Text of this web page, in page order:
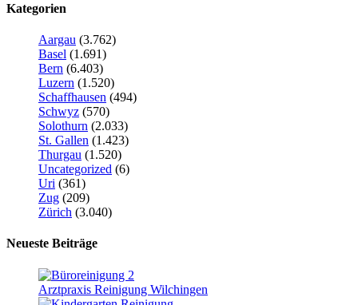
Kategorien
Aargau (3.762)
Basel (1.691)
Bern (6.403)
Luzern (1.520)
Schaffhausen (494)
Schwyz (570)
Solothurn (2.033)
St. Gallen (1.423)
Thurgau (1.520)
Uncategorized (6)
Uri (361)
Zug (209)
Zürich (3.040)
Neueste Beiträge
Arztpraxis Reinigung Wilchingen